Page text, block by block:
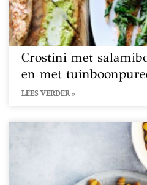
Crostini met
en met
LEES VERDER »